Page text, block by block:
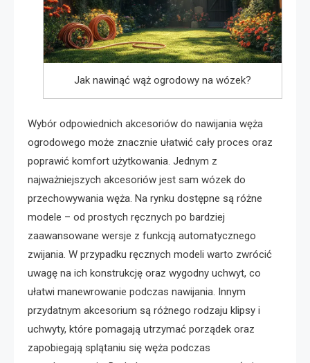
Jak nawinąć wąż ogrodowy na wózek?
Wybór odpowiednich akcesoriów do nawijania węża
ogrodowego może znacznie ułatwić cały proces oraz
poprawić komfort użytkowania. Jednym z
najważniejszych akcesoriów jest sam wózek do
przechowywania węża. Na rynku dostępne są różne
modele – od prostych ręcznych po bardziej
zaawansowane wersje z funkcją automatycznego
zwijania. W przypadku ręcznych modeli warto zwrócić
uwagę na ich konstrukcję oraz wygodny uchwyt, co
ułatwi manewrowanie podczas nawijania. Innym
przydatnym akcesorium są różnego rodzaju klipsy i
uchwyty, które pomagają utrzymać porządek oraz
zapobiegają splątaniu się węża podczas